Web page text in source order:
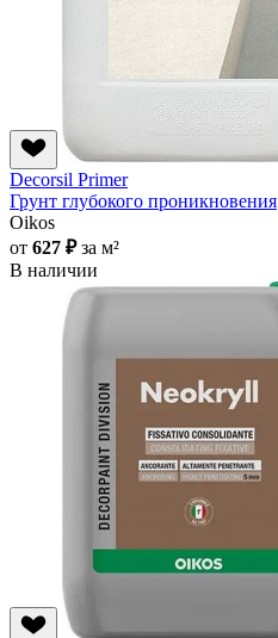
Decorsil Primer
Грунт глубокого проникновения
Oikos
от 627 ₽за м²
В наличии